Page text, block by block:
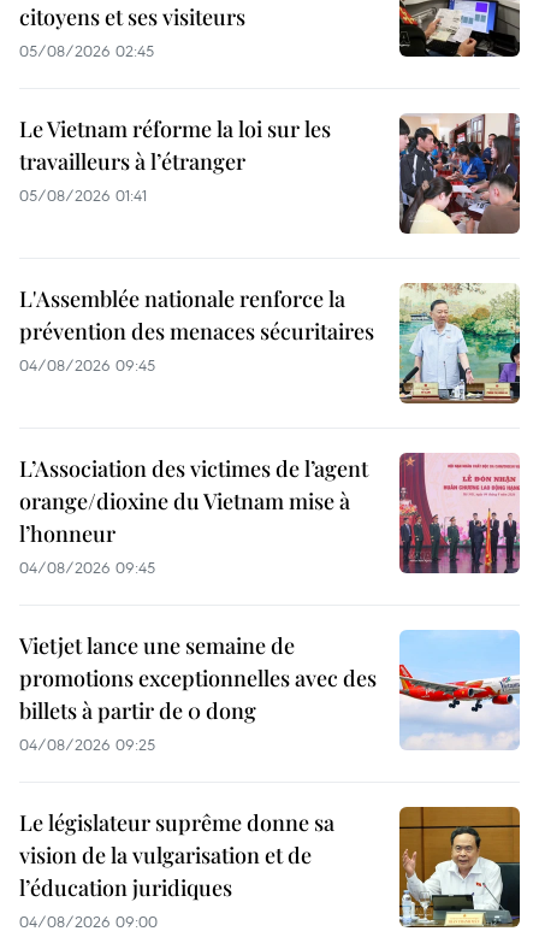
citoyens et ses visiteurs
05/08/2026 02:45
Le Vietnam réforme la loi sur les
travailleurs à l’étranger
05/08/2026 01:41
L'Assemblée nationale renforce la
prévention des menaces sécuritaires
04/08/2026 09:45
L’Association des victimes de l’agent
orange/dioxine du Vietnam mise à
l’honneur
04/08/2026 09:45
Vietjet lance une semaine de
promotions exceptionnelles avec des
billets à partir de 0 dong
04/08/2026 09:25
Le législateur suprême donne sa
vision de la vulgarisation et de
l’éducation juridiques
04/08/2026 09:00